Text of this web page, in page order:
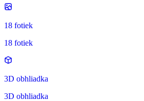
18 fotiek
18 fotiek
3D obhliadka
3D obhliadka